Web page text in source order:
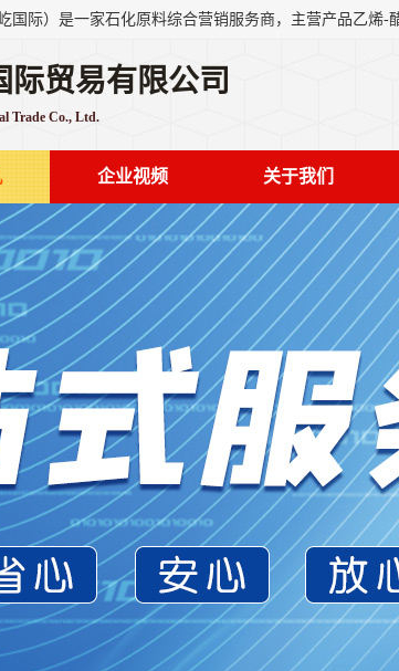
际贸易有限公司
Trade Co., Ltd.
企业视频 关于我们